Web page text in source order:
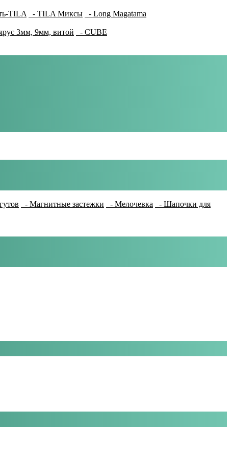
TILA - TILA Миксы - Long Magatama
3мм, 9мм, витой - CUBE
- Магнитные застежки - Мелочевка
- Шапочки для